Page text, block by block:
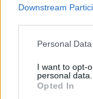
Downstream
Personal
I want to opt-
personal data.
Opted In